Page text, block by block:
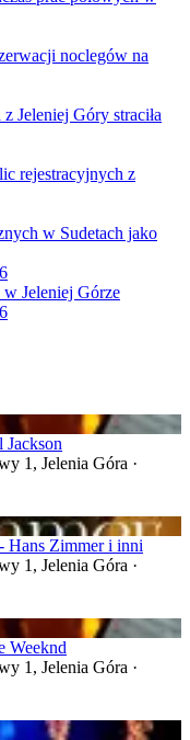
noclegów na
Jeleniej Góry straciła
rejestracyjnych z
w Sudetach jako
Jeleniej Górze
1, Jelenia Góra ·
Hans Zimmer i inni
1, Jelenia Góra ·
Weeknd
1, Jelenia Góra ·